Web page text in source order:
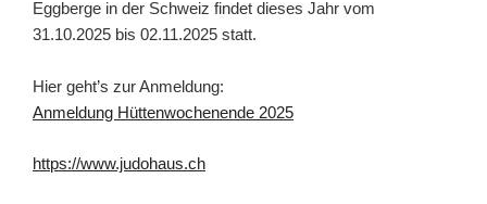
Eggberge in der Schweiz findet dieses Jahr vom
31.10.2025 bis 02.11.2025 statt.
Hier geht’s zur Anmeldung:
Anmeldung Hüttenwochenende 2025
https://www.judohaus.ch